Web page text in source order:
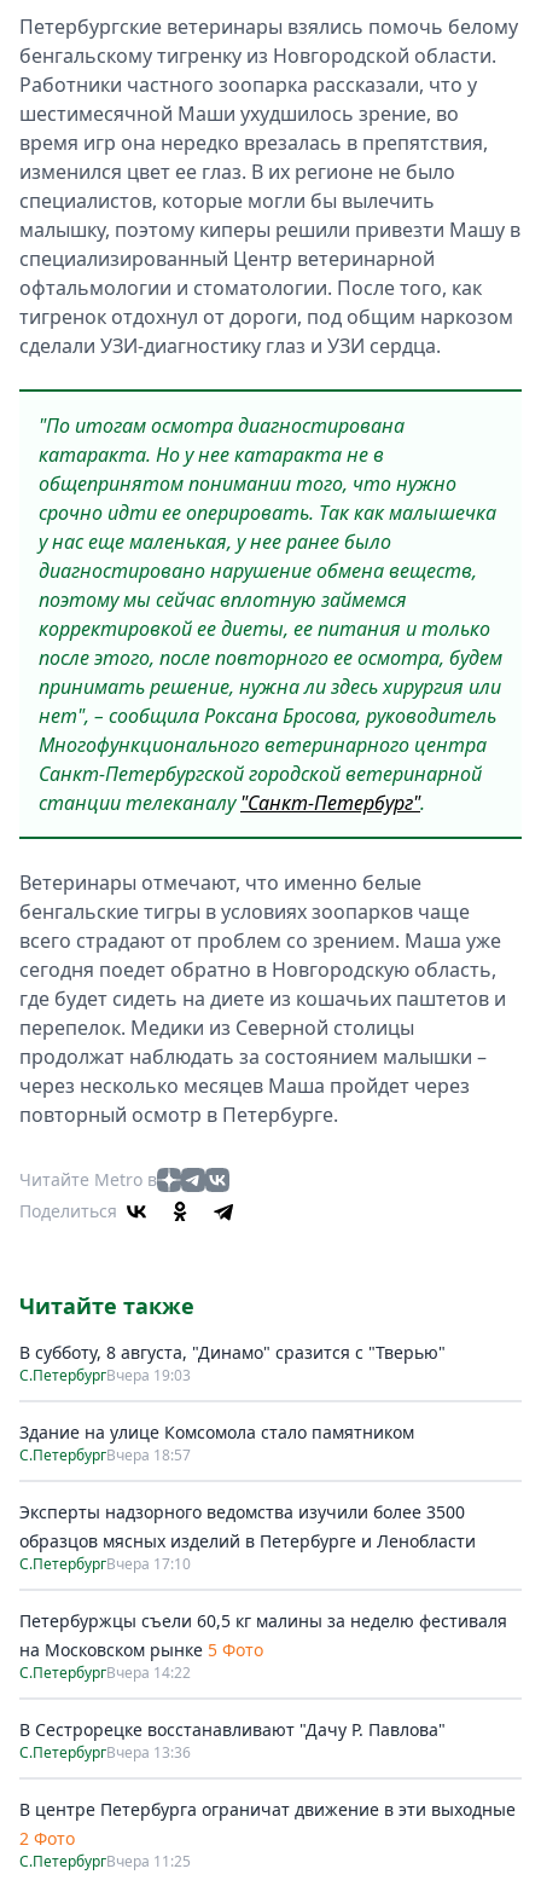
Петербургские ветеринары взялись помочь белому
бенгальскому тигренку из Новгородской области.
Работники частного зоопарка рассказали, что у
шестимесячной Маши ухудшилось зрение, во
время игр она нередко врезалась в препятствия,
изменился цвет ее глаз. В их регионе не было
специалистов, которые могли бы вылечить
малышку, поэтому киперы решили привезти Машу в
специализированный Центр ветеринарной
офтальмологии и стоматологии. После того, как
тигренок отдохнул от дороги, под общим наркозом
сделали УЗИ-диагностику глаз и УЗИ сердца.
"По итогам осмотра диагностирована
катаракта. Но у нее катаракта не в
общепринятом понимании того, что нужно
срочно идти ее оперировать. Так как малышечка
у нас еще маленькая, у нее ранее было
диагностировано нарушение обмена веществ,
поэтому мы сейчас вплотную займемся
корректировкой ее диеты, ее питания и только
после этого, после повторного ее осмотра, будем
принимать решение, нужна ли здесь хирургия или
нет", – сообщила Роксана Бросова, руководитель
Многофункционального ветеринарного центра
Санкт-Петербургской городской ветеринарной
станции телеканалу"Санкт-Петербург".
Ветеринары отмечают, что именно белые
бенгальские тигры в условиях зоопарков чаще
всего страдают от проблем со зрением. Маша уже
сегодня поедет обратно в Новгородскую область,
где будет сидеть на диете из кошачьих паштетов и
перепелок. Медики из Северной столицы
продолжат наблюдать за состоянием малышки –
через несколько месяцев Маша пройдет через
повторный осмотр в Петербурге.
Читайте Metro в
Поделиться
Читайте также
В субботу, 8 августа, "Динамо" сразится с "Тверью"
С.ПетербургВчера 19:03
Здание на улице Комсомола стало памятником
С.ПетербургВчера 18:57
Эксперты надзорного ведомства изучили более 3500
образцов мясных изделий в Петербурге и Ленобласти
С.ПетербургВчера 17:10
Петербуржцы съели 60,5 кг малины за неделю фестиваля
на Московском рынке 5 Фото
С.ПетербургВчера 14:22
В Сестрорецке восстанавливают "Дачу Р. Павлова"
С.ПетербургВчера 13:36
В центре Петербурга ограничат движение в эти выходные
2 Фото
С.ПетербургВчера 11:25